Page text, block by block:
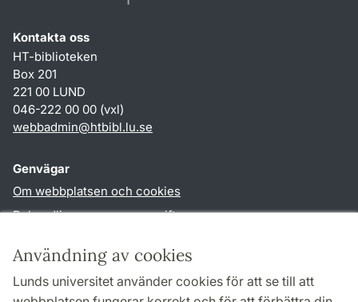
Användning av cookies
Lunds universitet använder cookies för att se till att
Kontakta oss
HT-biblioteken
Box 201
221 00 LUND
046-222 00 00 (vxl)
webbadmin@htbibl.lu.se
Genvägar
Om webbplatsen och cookies
Behandling av personuppgifter
TYPO3-login